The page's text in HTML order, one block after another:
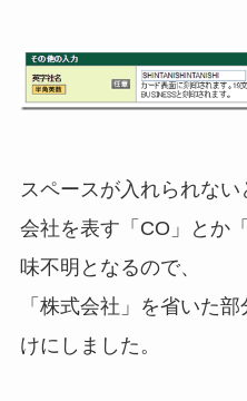
スペースが入れられない
会社を表す「CO」とか
味不明となるので、
「株式会社」を省いた
けにしました。